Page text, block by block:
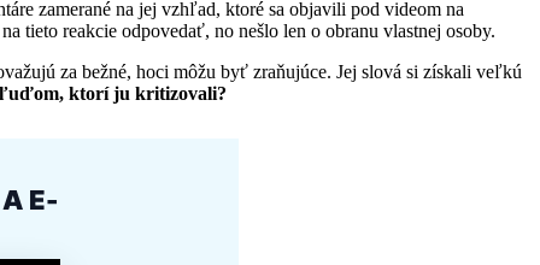
zamerané na jej vzhľad, ktoré sa objavili pod videom na
tieto reakcie odpovedať, no nešlo len o obranu vlastnej osoby.
za bežné, hoci môžu byť zraňujúce. Jej slová si získali veľkú
ktorí ju kritizovali?
E-